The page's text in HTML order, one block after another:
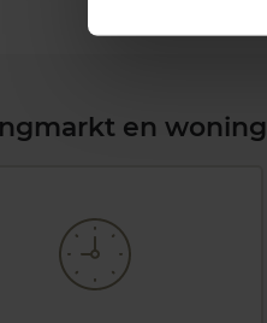
en